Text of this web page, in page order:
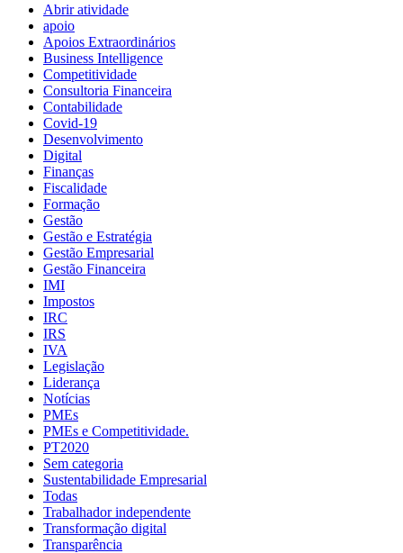
Abrir atividade
apoio
Apoios Extraordinários
Business Intelligence
Competitividade
Consultoria Financeira
Contabilidade
Covid-19
Desenvolvimento
Digital
Finanças
Fiscalidade
Formação
Gestão
Gestão e Estratégia
Gestão Empresarial
Gestão Financeira
IMI
Impostos
IRC
IRS
IVA
Legislação
Liderança
Notícias
PMEs
PMEs e Competitividade.
PT2020
Sem categoria
Sustentabilidade Empresarial
Todas
Trabalhador independente
Transformação digital
Transparência